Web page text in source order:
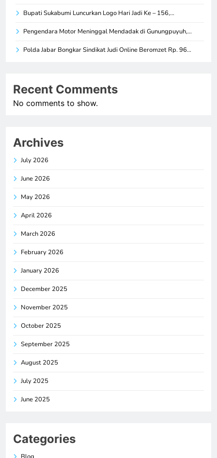
Bupati Sukabumi Luncurkan Logo Hari Jadi Ke – 156,…
Pengendara Motor Meninggal Mendadak di Gunungpuyuh,…
Polda Jabar Bongkar Sindikat Judi Online Beromzet Rp. 96…
Recent Comments
No comments to show.
Archives
July 2026
June 2026
May 2026
April 2026
March 2026
February 2026
January 2026
December 2025
November 2025
October 2025
September 2025
August 2025
July 2025
June 2025
Categories